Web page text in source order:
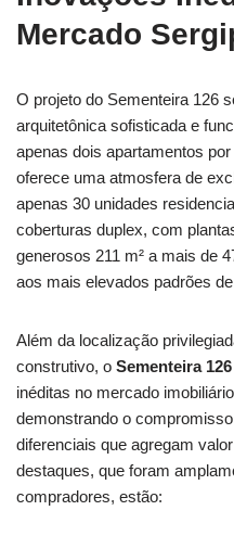
Mercado
O projeto do Sementeira 126
arquitetônica sofisticada e
apenas dois apartamentos
oferece uma atmosfera de
apenas 30 unidades
coberturas duplex, com
generosos 211 m² a mais de
aos mais elevados padrões
Além da localização
construtivo, o Sementeira
inéditas no mercado
demonstrando o
diferenciais que agregam
destaques, que foram
compradores, estão: